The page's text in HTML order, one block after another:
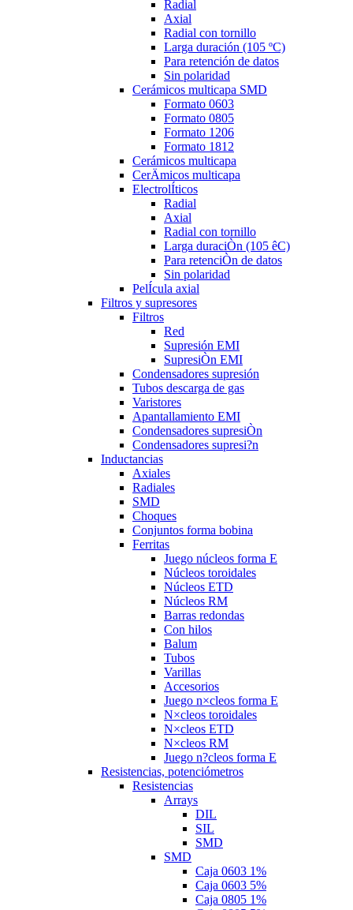
Radial
Axial
Radial con tornillo
Larga duración (105 ºC)
Para retención de datos
Sin polaridad
Cerámicos multicapa SMD
Formato 0603
Formato 0805
Formato 1206
Formato 1812
Cerámicos multicapa
CerÄmicos multicapa
ElectrolÍticos
Radial
Axial
Radial con tornillo
Larga duraciÒn (105 êC)
Para retenciÒn de datos
Sin polaridad
PelÍcula axial
Filtros y supresores
Filtros
Red
Supresión EMI
SupresiÒn EMI
Condensadores supresión
Tubos descarga de gas
Varistores
Apantallamiento EMI
Condensadores supresiÒn
Condensadores supresi?n
Inductancias
Axiales
Radiales
SMD
Choques
Conjuntos forma bobina
Ferritas
Juego núcleos forma E
Núcleos toroidales
Núcleos ETD
Núcleos RM
Barras redondas
Con hilos
Balum
Tubos
Varillas
Accesorios
Juego n×cleos forma E
N×cleos toroidales
N×cleos ETD
N×cleos RM
Juego n?cleos forma E
Resistencias, potenciómetros
Resistencias
Arrays
DIL
SIL
SMD
SMD
Caja 0603 1%
Caja 0603 5%
Caja 0805 1%